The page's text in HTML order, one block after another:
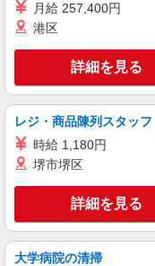
月給 257,400円
港区
詳細を見る
レジ・商品陳列スタッフ
時給 1,180円
堺市堺区
詳細を見る
大学病院の清掃